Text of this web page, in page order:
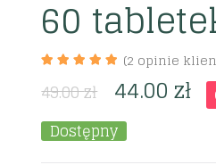
60
(2 opinie
49.00zł 44.00zł
Dostępny